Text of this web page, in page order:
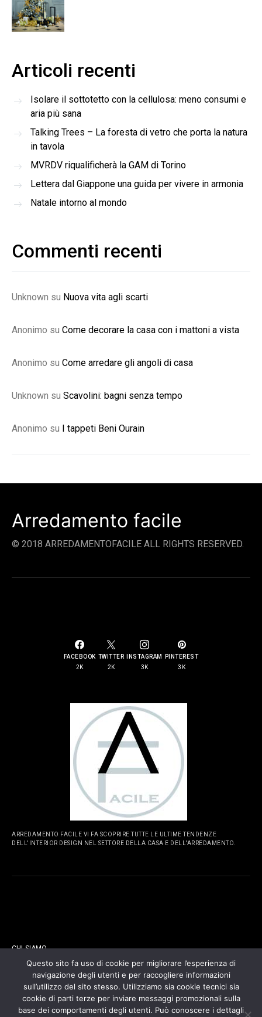
Articoli recenti
Isolare il sottotetto con la cellulosa: meno consumi e
aria più sana
Talking Trees – La foresta di vetro che porta la natura
in tavola
MVRDV riqualificherà la GAM di Torino
Lettera dal Giappone una guida per vivere in armonia
Natale intorno al mondo
Commenti recenti
Unknown su Nuova vita agli scarti
Anonimo su Come decorare la casa con i mattoni a vista
Anonimo su Come arredare gli angoli di casa
Unknown su Scavolini: bagni senza tempo
Anonimo su I tappeti Beni Ourain
Arredamento facile
© 2018 ARREDAMENTOFACILE ALL RIGHTS RESERVED.
FACEBOOK
2K
TWITTER
2K
INSTAGRAM
3K
PINTEREST
3K
ARREDAMENTO FACILE VI FA SCOPRIRE TUTTE LE ULTIME TENDENZE
DELL'INTERIOR DESIGN NEL SETTORE DELLA CASA E DELL'ARREDAMENTO.
CHI SIAMO
CONTATTI
COOKIES POLICY
Questo sito fa uso di cookie per migliorare l’esperienza di
navigazione degli utenti e per raccogliere informazioni
sull’utilizzo del sito stesso. Utilizziamo sia cookie tecnici sia
cookie di parti terze per inviare messaggi promozionali sulla
base dei comportamenti degli utenti. Può conoscere i dettagli